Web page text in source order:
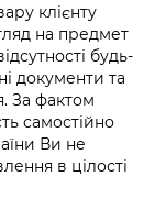
клієнту
на предмет
будь-
документи та
За фактом
самостійно
Ви не
в цілості